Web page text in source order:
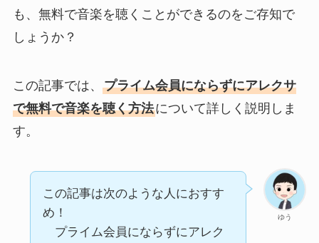
も、無料で音楽を聴くことができるのをご存知で
しょうか？
この記事では、 プライム会員にならずにアレクサ
で無料で音楽を聴く方法について詳しく説明しま
す。
ゆう
この記事は次のような人におすす
め！
プライム会員にならずにアレク